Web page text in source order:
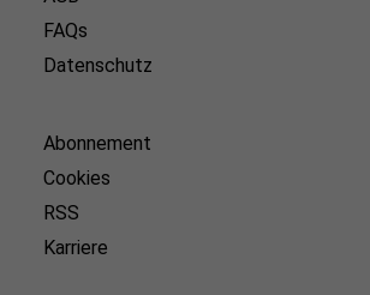
FAQs
Datenschutz
Abonnement
Cookies
RSS
Karriere